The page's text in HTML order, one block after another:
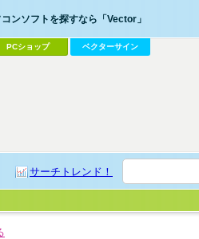
ンソフトを探すなら「Vector」
PCショップ ベクターサイン
サーチトレンド！